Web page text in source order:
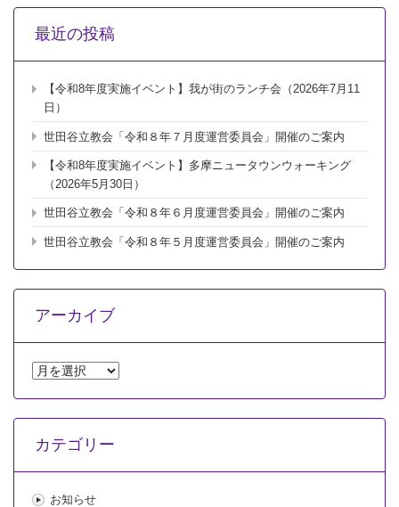
最近の投稿
【令和8年度実施イベント】我が街のランチ会（2026年7月11
日）
世田谷立教会「令和８年７月度運営委員会」開催のご案内
【令和8年度実施イベント】多摩ニュータウンウォーキング
（2026年5月30日）
世田谷立教会「令和８年６月度運営委員会」開催のご案内
世田谷立教会「令和８年５月度運営委員会」開催のご案内
アーカイブ
ア
ブ
カテゴリー
お知らせ